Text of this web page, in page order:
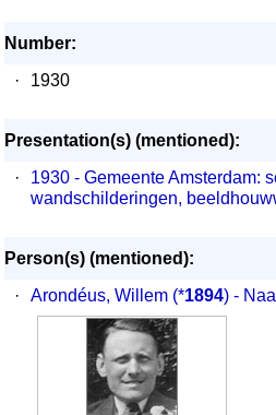
Number:
·
1930
Presentation(s) (mentioned):
·
1930 - Gemeente Amsterdam:
wandschilderingen,
Person(s) (mentioned):
·
Arondéus, Willem (*1894) -